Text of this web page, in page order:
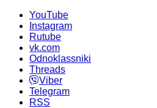
YouTube
Instagram
Rutube
vk.com
Odnoklassniki
Threads
Viber
Telegram
RSS